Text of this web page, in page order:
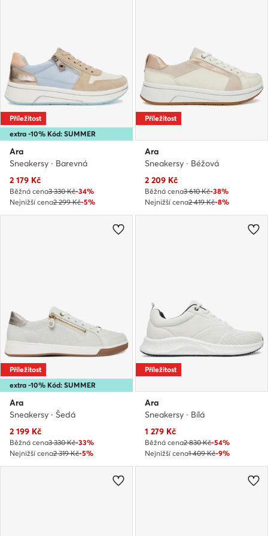
extra -10% Kód: SUMMER
Příležitost
Ara
Sneakersy · Barevná
Aktuální cena
2 179 Kč
Běžná cena3 330 Kč-34%
Nejnižší cena2 299 Kč-5%
Příležitost
Ara
Sneakersy · Béžová
Aktuální cena
2 209 Kč
Běžná cena3 610 Kč-38%
Nejnižší cena2 419 Kč-8%
extra -10% Kód: SUMMER
Příležitost
Ara
Sneakersy · Šedá
Aktuální cena
2 199 Kč
Běžná cena3 330 Kč-33%
Nejnižší cena2 319 Kč-5%
Příležitost
Ara
Sneakersy · Bílá
Aktuální cena
1 279 Kč
Běžná cena2 830 Kč-54%
Nejnižší cena1 409 Kč-9%